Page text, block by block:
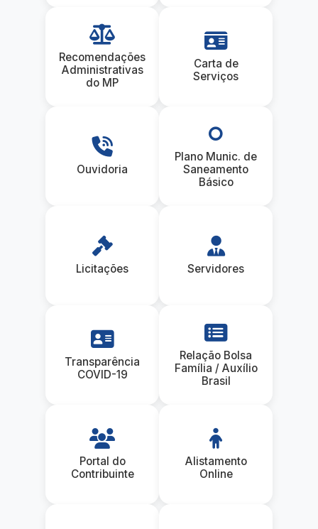
Recomendações
Administrativas
do MP
Carta de
Serviços
Ouvidoria
Plano Munic. de
Saneamento
Básico
Licitações Servidores
Transparência
COVID-19
Relação Bolsa
Família / Auxílio
Brasil
Portal do
Contribuinte
Alistamento
Online